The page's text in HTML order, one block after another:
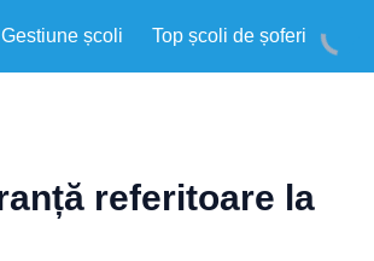
Gestiune școli Top școli de șoferi
referitoare la